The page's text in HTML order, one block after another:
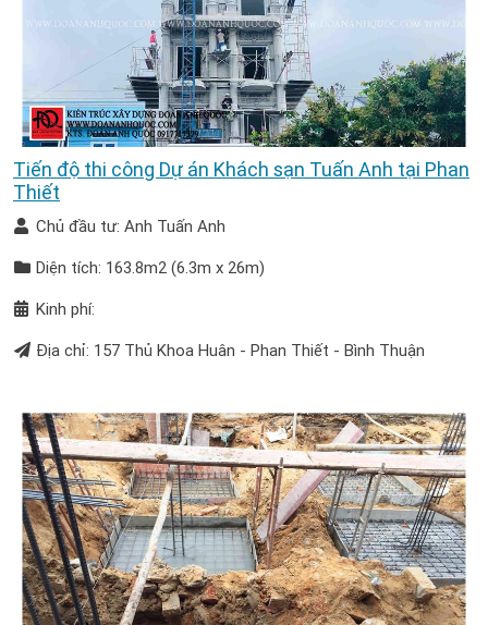
Tiến độ thi công Dự án Khách sạn Tuấn Anh tại Phan
Thiết
Chủ đầu tư: Anh Tuấn Anh
Diện tích: 163.8m2 (6.3m x 26m)
Kinh phí:
Địa chỉ: 157 Thủ Khoa Huân - Phan Thiết - Bình Thuận